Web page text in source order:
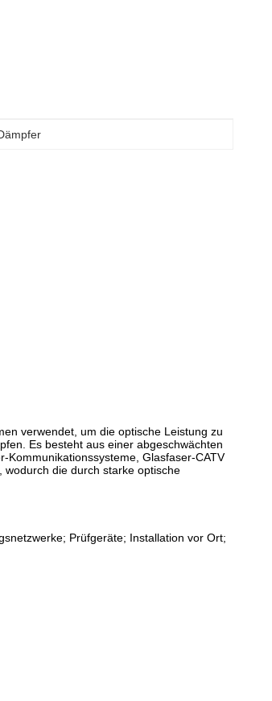
verwendet, um die optische Leistung zu
Es besteht aus einer abgeschwächten
Kommunikationssysteme, Glasfaser-CATV
die durch starke optische
Prüfgeräte; Installation vor Ort;